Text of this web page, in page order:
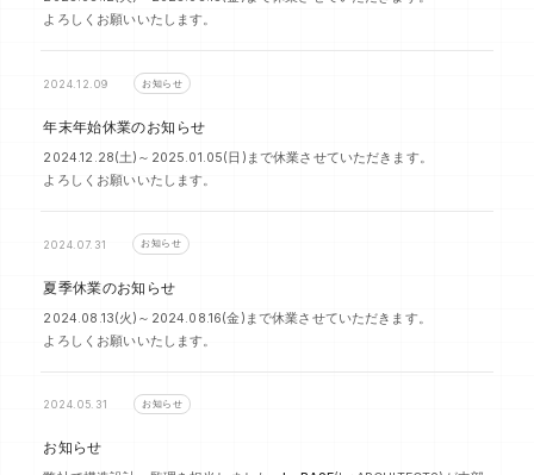
よろしくお願いいたします。
2024.12.09 お知らせ
年末年始休業のお知らせ
2024.12.28(土)～2025.01.05(日)まで休業させていただきます。
よろしくお願いいたします。
2024.07.31 お知らせ
夏季休業のお知らせ
2024.08.13(火)～2024.08.16(金)まで休業させていただきます。
よろしくお願いいたします。
2024.05.31 お知らせ
お知らせ